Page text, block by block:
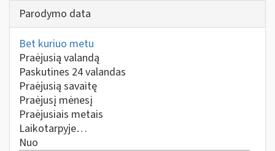
Parodymo data
Bet kuriuo metu
Praėjusią valandą
Paskutines 24 valandas
Praėjusią savaitę
Praėjusį mėnesį
Praėjusiais metais
Laikotarpyje…
Nuo